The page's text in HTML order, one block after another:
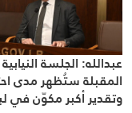
عبدالله: الجلسة النيابية
المقبلة ستُظهر مدى
وتقدير أكبر مكوّن في